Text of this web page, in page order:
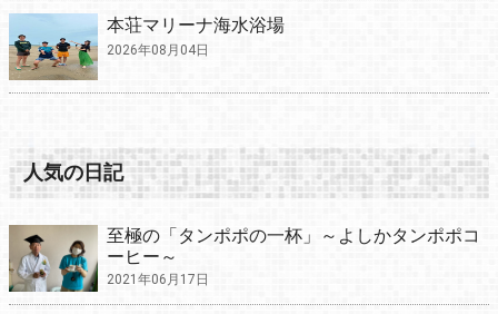
本荘マリーナ海水浴場
2026年08月04日
人気の日記
至極の「タンポポの一杯」～よしかタンポポコ
ーヒー～
2021年06月17日